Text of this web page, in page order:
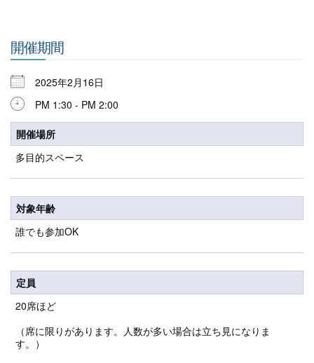
開催期間
2025年2月16日
PM 1:30 - PM 2:00
開催場所
多目的スペース
対象年齢
誰でも参加OK
定員
20席ほど
（席に限りがあります。人数が多い場合は立ち見になりま
す。）